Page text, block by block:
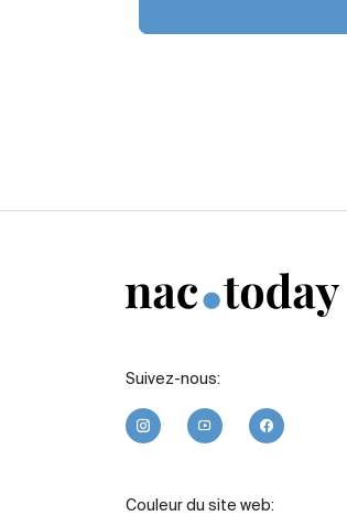
Suivez-nous:
Couleur du site web: